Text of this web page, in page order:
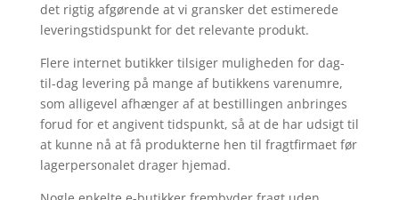
det rigtig afgørende at vi gransker det estimerede
leveringstidspunkt for det relevante produkt.
Flere internet butikker tilsiger muligheden for dag-
til-dag levering på mange af butikkens varenumre,
som alligevel afhænger af at bestillingen anbringes
forud for et angivent tidspunkt, så at de har udsigt til
at kunne nå at få produkterne hen til fragtfirmaet før
lagerpersonalet drager hjemad.